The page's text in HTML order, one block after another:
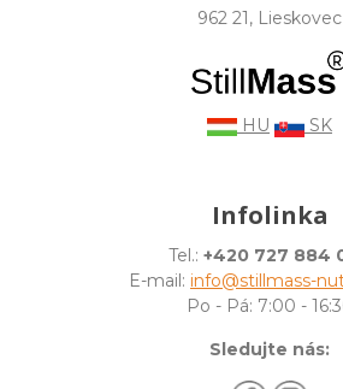
962 21, Lieskovec
HU SK
Infolinka
Tel.: +420 727 884
E-mail: info@stillmass-
Po - Pá: 7:00 -
Sledujte nás: